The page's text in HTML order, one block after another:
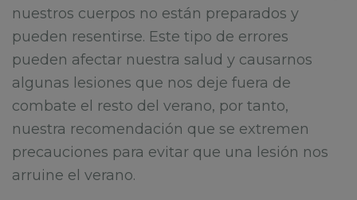
nuestros cuerpos no están preparados y
pueden resentirse. Este tipo de errores
pueden afectar nuestra salud y causarnos
algunas lesiones que nos deje fuera de
combate el resto del verano, por tanto,
nuestra recomendación que se extremen
precauciones para evitar que una lesión nos
arruine el verano.